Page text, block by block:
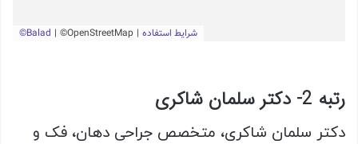
رتبه 2- دکتر سلمان شاکری
دکتر سلمان شاکری، متخصص جراحی دهان، فک و